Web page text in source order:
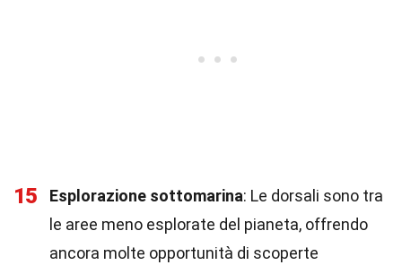
15 Esplorazione sottomarina: Le dorsali sono tra
le aree meno esplorate del pianeta, offrendo
ancora molte opportunità di scoperte